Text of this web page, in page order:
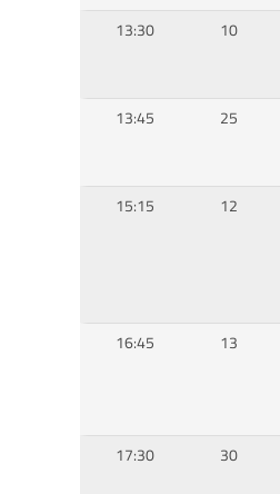
13:30 10
13:45 25
15:15 12
16:45 13
17:30 30